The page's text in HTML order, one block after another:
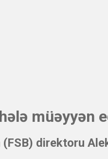
müəyyən
(FSB) direktoru